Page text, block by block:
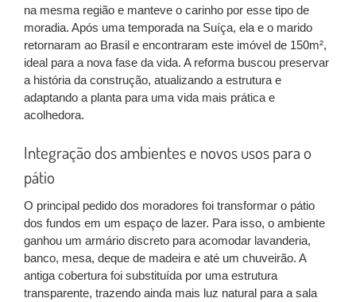
na mesma região e manteve o carinho por esse tipo de
moradia. Após uma temporada na Suíça, ela e o marido
retornaram ao Brasil e encontraram este imóvel de 150m²,
ideal para a nova fase da vida. A reforma buscou preservar
a história da construção, atualizando a estrutura e
adaptando a planta para uma vida mais prática e
acolhedora.
Integração dos ambientes e novos usos para o
pátio
O principal pedido dos moradores foi transformar o pátio
dos fundos em um espaço de lazer. Para isso, o ambiente
ganhou um armário discreto para acomodar lavanderia,
banco, mesa, deque de madeira e até um chuveirão. A
antiga cobertura foi substituída por uma estrutura
transparente, trazendo ainda mais luz natural para a sala